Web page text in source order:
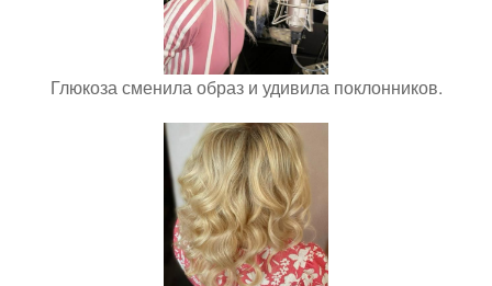
Глюкоза сменила образ и удивила поклонников.